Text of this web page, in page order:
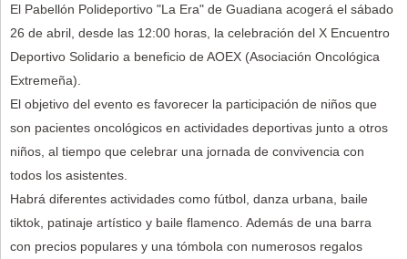
El Pabellón Polideportivo "La Era" de Guadiana acogerá el sábado
26 de abril, desde las 12:00 horas, la celebración del X Encuentro
Deportivo Solidario a beneficio de AOEX (Asociación Oncológica
Extremeña).
El objetivo del evento es favorecer la participación de niños que
son pacientes oncológicos en actividades deportivas junto a otros
niños, al tiempo que celebrar una jornada de convivencia con
todos los asistentes.
Habrá diferentes actividades como fútbol, danza urbana, baile
tiktok, patinaje artístico y baile flamenco. Además de una barra
con precios populares y una tómbola con numerosos regalos